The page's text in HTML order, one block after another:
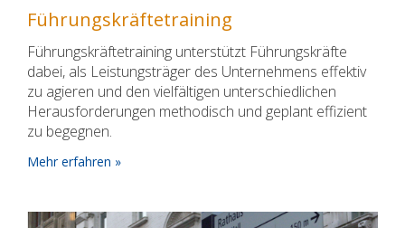
Führungskräftetraining
Führungskräftetraining unterstützt Führungskräfte
dabei, als Leistungsträger des Unternehmens effektiv
zu agieren und den vielfältigen unterschiedlichen
Herausforderungen methodisch und geplant effizient
zu begegnen.
Mehr erfahren »